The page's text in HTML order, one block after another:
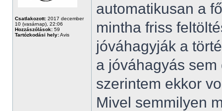
Csatlakozott: 2017 december
10 (vasárnap), 22:06
Hozzászólások: 59
Tartózkodási hely:Avis
automatikusan a
mintha friss
jóváhagyják a
a jóváhagyás
szerintem ekkor
Mivel semmilyen